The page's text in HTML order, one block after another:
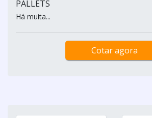
PALLETS
Há muita...
Cotar agora